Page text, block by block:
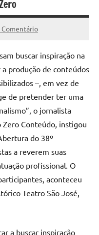
Comentário
buscar inspiração na
produção de conteúdos
–, em vez de
de pretender ter uma
o jornalista
Conteúdo, instigou
do 38º
a reverem suas
profissional. O
aconteceu
Teatro São José,
a buscar inspiração